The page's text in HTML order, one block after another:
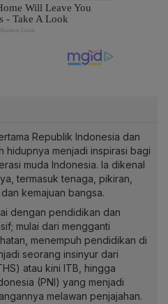
Republik Indonesia dan
hidupnya menjadi inspirasi bagi
muda Indonesia. Ia dikenal
termasuk tenaga, pikiran,
kemajuan bangsa.
dengan pendidikan dan
mulai dari mengganti
menempuh pendidikan di
seorang insinyur dari
atau kini ITB, hingga
(PNI) yang menjadi
melawan penjajahan.